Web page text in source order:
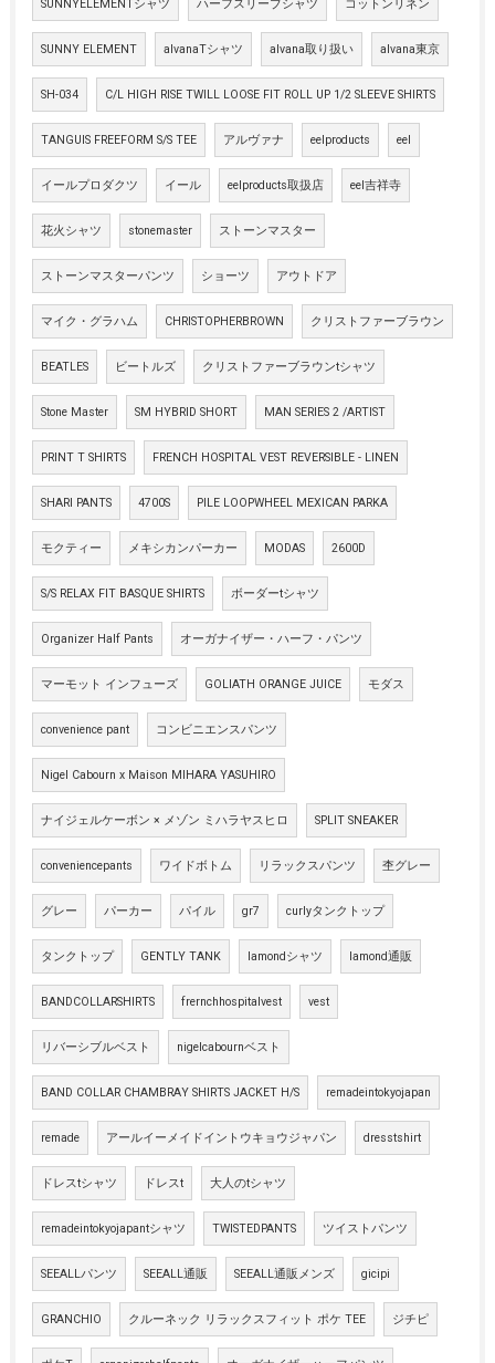
SUNNYELEMENTシャツ ハーフスリーブシャツ コットンリネン
SUNNY ELEMENT alvanaTシャツ alvana取り扱い alvana東京
SH-034 C/L HIGH RISE TWILL LOOSE FIT ROLL UP 1/2 SLEEVE SHIRTS
TANGUIS FREEFORM S/S TEE アルヴァナ eelproducts eel
イールプロダクツ イール eelproducts取扱店 eel吉祥寺
花火シャツ stonemaster ストーンマスター
ストーンマスターパンツ ショーツ アウトドア
マイク・グラハム CHRISTOPHERBROWN クリストファーブラウン
BEATLES ビートルズ クリストファーブラウンtシャツ
Stone Master SM HYBRID SHORT MAN SERIES 2 /ARTIST
PRINT T SHIRTS FRENCH HOSPITAL VEST REVERSIBLE - LINEN
SHARI PANTS 4700S PILE LOOPWHEEL MEXICAN PARKA
モクティー メキシカンパーカー MODAS 2600D
S/S RELAX FIT BASQUE SHIRTS ボーダーtシャツ
Organizer Half Pants オーガナイザー・ハーフ・パンツ
マーモット インフューズ GOLIATH ORANGE JUICE モダス
convenience pant コンビニエンスパンツ
Nigel Cabourn x Maison MIHARA YASUHIRO
ナイジェルケーボン × メゾン ミハラヤスヒロ SPLIT SNEAKER
conveniencepants ワイドボトム リラックスパンツ 杢グレー
グレー パーカー パイル gr7 curlyタンクトップ
タンクトップ GENTLY TANK lamondシャツ lamond通販
BANDCOLLARSHIRTS frernchhospitalvest vest
リバーシブルベスト nigelcabournベスト
BAND COLLAR CHAMBRAY SHIRTS JACKET H/S remadeintokyojapan
remade アールイーメイドイントウキョウジャパン dresstshirt
ドレスtシャツ ドレスt 大人のtシャツ
remadeintokyojapantシャツ TWISTEDPANTS ツイストパンツ
SEEALLパンツ SEEALL通販 SEEALL通販メンズ gicipi
GRANCHIO クルーネック リラックスフィット ポケ TEE ジチピ